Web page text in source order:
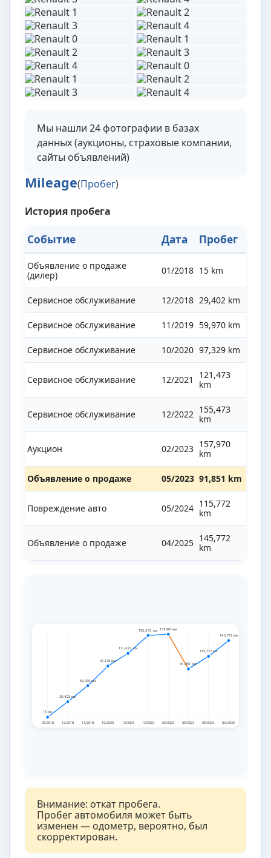
Мы нашли 24 фотографии в базах
данных (аукционы, страховые компании,
сайты объявлений)
Mileage(Пробег)
История пробега
Событие Дата Пробег
Объявление о продаже
(дилер)
01/2018 15 km
Сервисное обслуживание 12/2018 29,402 km
Сервисное обслуживание 11/2019 59,970 km
Сервисное обслуживание 10/2020 97,329 km
Сервисное обслуживание 12/2021
121,473
km
Сервисное обслуживание 12/2022 155,473
km
Аукцион 02/2023 157,970
km
Объявление о продаже 05/2023 91,851 km
Повреждение авто 05/2024 115,772
km
Объявление о продаже 04/2025 145,772
km
15 км
01/2018
29,402 км
12/2018
59,970 км
11/2019
97,329 км
10/2020
121,473 км
12/2021
155,473 км
12/2022
157,970 км
02/2023
91,851 км
05/2023
115,772 км
05/2024
145,772 км
04/2025
Внимание: откат пробега.
Пробег автомобиля может быть
изменен — одометр, вероятно, был
скорректирован.